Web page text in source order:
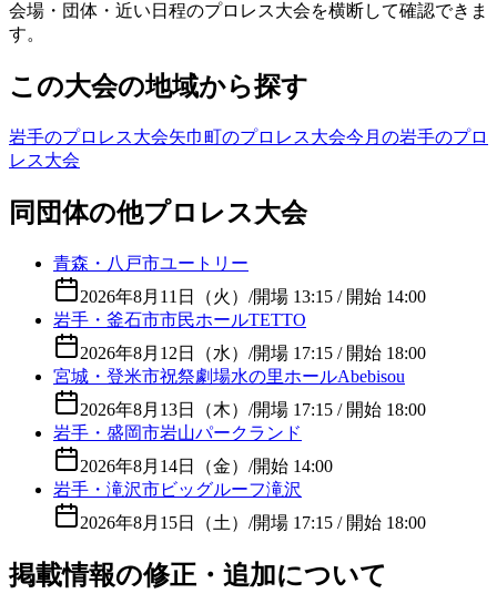
会場・団体・近い日程のプロレス大会を横断して確認できま
す。
この大会の地域から探す
岩手のプロレス大会矢巾町のプロレス大会今月の岩手のプロ
レス大会
同団体の他プロレス大会
青森・八戸市ユートリー
2026年8月11日（火） /開場 13:15 / 開始 14:00
岩手・釜石市市民ホールTETTO
2026年8月12日（水） /開場 17:15 / 開始 18:00
宮城・登米市祝祭劇場水の里ホールAbebisou
2026年8月13日（木） /開場 17:15 / 開始 18:00
岩手・盛岡市岩山パークランド
2026年8月14日（金） /開始 14:00
岩手・滝沢市ビッグルーフ滝沢
2026年8月15日（土） /開場 17:15 / 開始 18:00
掲載情報の修正・追加について